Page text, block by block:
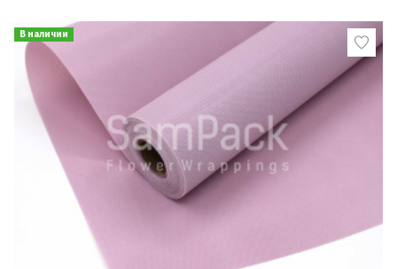
В наличии